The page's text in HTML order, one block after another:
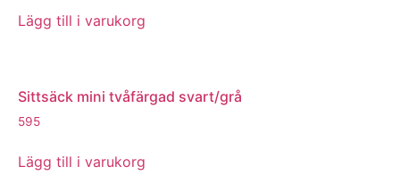
Lägg till i varukorg
Sittsäck mini tvåfärgad svart/grå
595
Lägg till i varukorg